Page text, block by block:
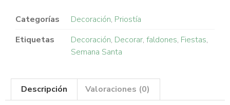
Categorías Decoración, Priostía
Etiquetas
Decoración, Decorar, faldones, Fiestas,
Semana Santa
Descripción Valoraciones (0)